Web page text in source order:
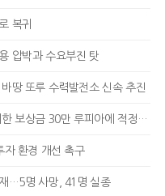
복귀
압박과 수요부진 탓
땅 또루 수력발전소 신속 추진
상금 30만 루피아에 적정성 제기
자 환경 개선 촉구
…5명 사망, 41명 실종